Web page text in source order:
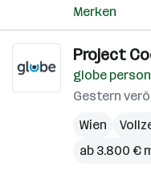
Merken
Project
globe
Gestern
Wien
ab 3.800 €